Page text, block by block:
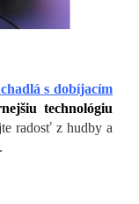
s dobíjacím
technológiu
radosť z hudby a